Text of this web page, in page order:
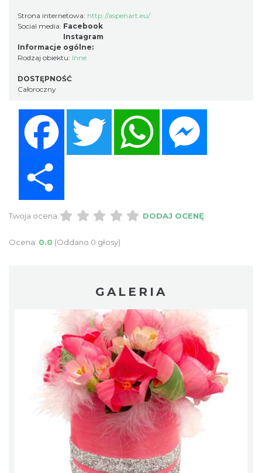
Strona internetowa: http://aspenart.eu/
Social media: Facebook
Instagram
Informacje ogólne:
Rodzaj obiektu: Inne
DOSTĘPNOŚĆ
Całoroczny
Twitter WhatsApp
Twoja ocena: DODAJ OCENĘ
Ocena: 0.0 (Oddano 0 głosy)
GALERIA